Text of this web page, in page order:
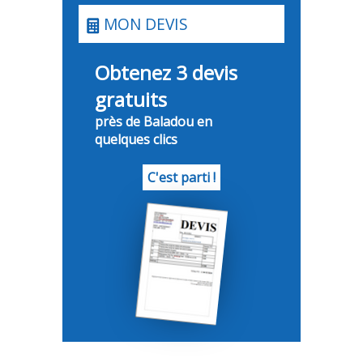
MON DEVIS
Obtenez 3 devis
gratuits
près de Baladou en
quelques clics
C'est parti !